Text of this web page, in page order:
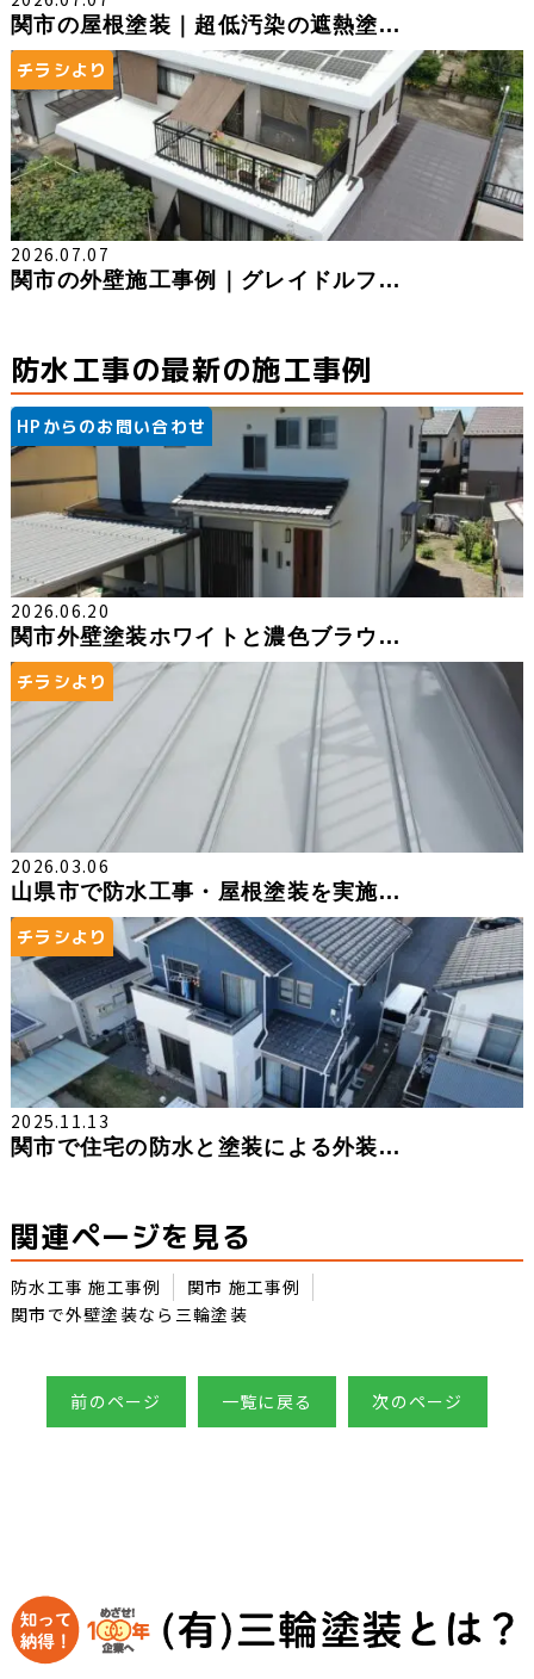
関市の屋根塗装｜超低汚染の遮熱塗...
チラシより
2026.07.07
関市の外壁施工事例｜グレイドルフ...
防水工事の最新の施工事例
HPからのお問い合わせ
2026.06.20
関市外壁塗装ホワイトと濃色ブラウ...
チラシより
2026.03.06
山県市で防水工事・屋根塗装を実施...
チラシより
2025.11.13
関市で住宅の防水と塗装による外装...
関連ページを見る
防水工事 施工事例
関市 施工事例
関市で外壁塗装なら三輪塗装
前のページ 一覧に戻る 次のページ